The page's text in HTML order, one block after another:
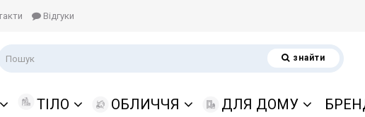
Відгуки
знайти
ТІЛО ОБЛИЧЧЯ ДЛЯ ДОМУ